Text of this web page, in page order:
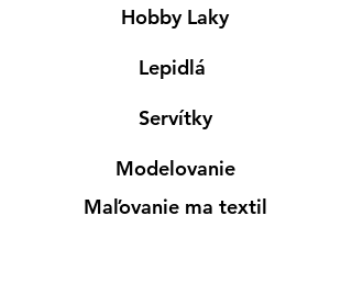
Hobby Laky
Lepidlá
Servítky
Modelovanie
Maľovanie ma textil